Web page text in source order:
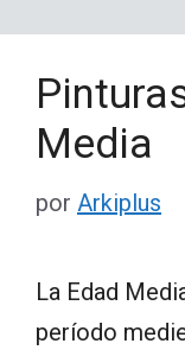
Media
por Arkiplus
La Edad
período